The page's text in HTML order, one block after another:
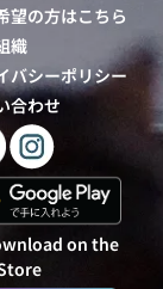
望の方はこちら
織
バシーポリシー
合わせ